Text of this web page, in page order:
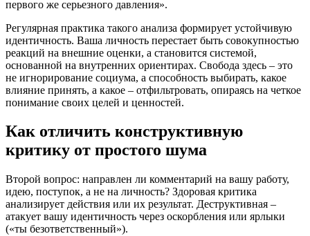
первого же серьезного давления».
Регулярная практика такого анализа формирует устойчивую
идентичность. Ваша личность перестает быть совокупностью
реакций на внешние оценки, а становится системой,
основанной на внутренних ориентирах. Свобода здесь – это
не игнорирование социума, а способность выбирать, какое
влияние принять, а какое – отфильтровать, опираясь на четкое
понимание своих целей и ценностей.
Как отличить конструктивную
критику от простого шума
Второй вопрос: направлен ли комментарий на вашу работу,
идею, поступок, а не на личность? Здоровая критика
анализирует действия или их результат. Деструктивная –
атакует вашу идентичность через оскорбления или ярлыки
(«ты безответственный»).